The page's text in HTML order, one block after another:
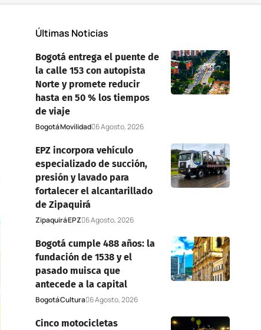
Últimas Noticias
Bogotá entrega el puente de
la calle 153 con autopista
Norte y promete reducir
hasta en 50 % los tiempos
de viaje
BogotáMovilidad 6 Agosto, 2026
EPZ incorpora vehículo
especializado de succión,
presión y lavado para
fortalecer el alcantarillado
de Zipaquirá
ZipaquiráEPZ 6 Agosto, 2026
Bogotá cumple 488 años: la
fundación de 1538 y el
pasado muisca que
antecede a la capital
BogotáCultura 6 Agosto, 2026
Cinco motocicletas